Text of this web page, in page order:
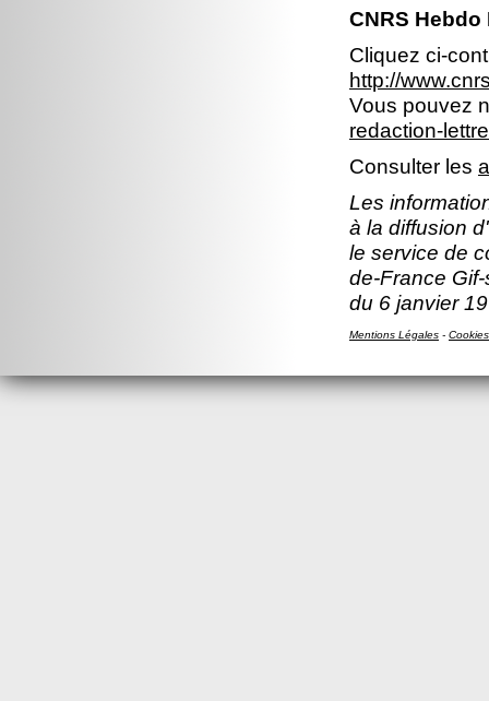
CNRS Hebdo
Cliquez ci-
http://
Vous pouvez
redaction-
Consulter les
Les
à la diffusion
le service de
de-France
du 6 janvier
Mentions Légales - Cookies